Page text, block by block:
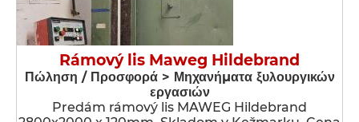
Rámový lis Maweg Hildebrand
Πώληση / Προσφορά > Μηχανήματα ξυλουργικών
εργασιών
Predám rámový lis MAWEG Hildebrand